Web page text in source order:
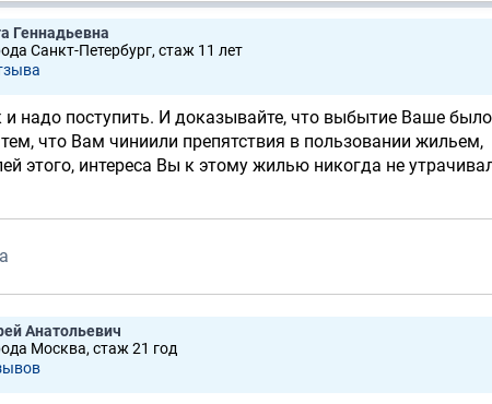
Геннадьевна
Санкт-Петербург, стаж 11 лет
и надо поступить. И доказывайте, что выбытие Ваше было
что Вам чиниили препятствия в пользовании жильем,
этого, интереса Вы к этому жилью никогда не
Анатольевич
Москва, стаж 21 год